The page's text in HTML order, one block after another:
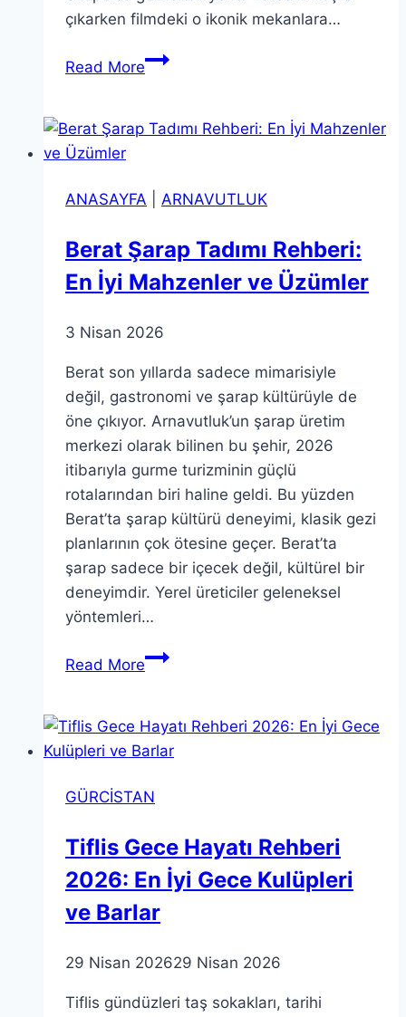
çıkarken filmdeki o ikonik mekanlara…
Read MoreSkopelos
2026:
İzinde
ve
Mavinin
ANASAYFA ARNAVUTLUK
Berat Şarap Tadımı Rehberi:
En İyi Mahzenler ve Üzümler
3 Nisan 2026
Berat son yıllarda sadece mimarisiyle
değil, gastronomi ve şarap kültürüyle de
öne çıkıyor. Arnavutluk’un şarap üretim
merkezi olarak bilinen bu şehir, 2026
itibarıyla gurme turizminin güçlü
rotalarından biri haline geldi. Bu yüzden
Berat’ta şarap kültürü deneyimi, klasik gezi
planlarının çok ötesine geçer. Berat’ta
şarap sadece bir içecek değil, kültürel bir
deneyimdir. Yerel üreticiler geleneksel
yöntemleri…
Read MoreBerat
Rehberi:
En
Mahzenler
Üzümler
GÜRCİSTAN
Tiflis Gece Hayatı Rehberi
2026: En İyi Gece Kulüpleri
ve Barlar
29 Nisan 202629 Nisan 2026
Tiflis gündüzleri taş sokakları, tarihi